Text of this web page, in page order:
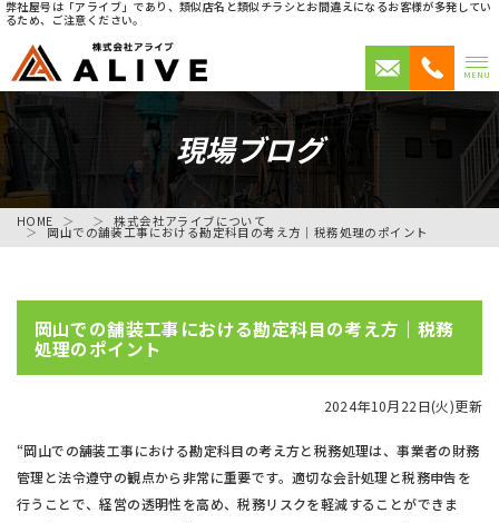
弊社屋号は「アライブ」であり、類似店名と類似チラシとお間違えになるお客様が多発してい
るため、ご注意ください。
MENU
現場ブログ
HOME 株式会社アライブについて
岡山での舗装工事における勘定科目の考え方｜税務処理のポイント
岡山での舗装工事における勘定科目の考え方｜税務
処理のポイント
2024年10月22日(火)更新
“岡山での舗装工事における勘定科目の考え方と税務処理は、事業者の財務
管理と法令遵守の観点から非常に重要です。適切な会計処理と税務申告を
行うことで、経営の透明性を高め、税務リスクを軽減することができま